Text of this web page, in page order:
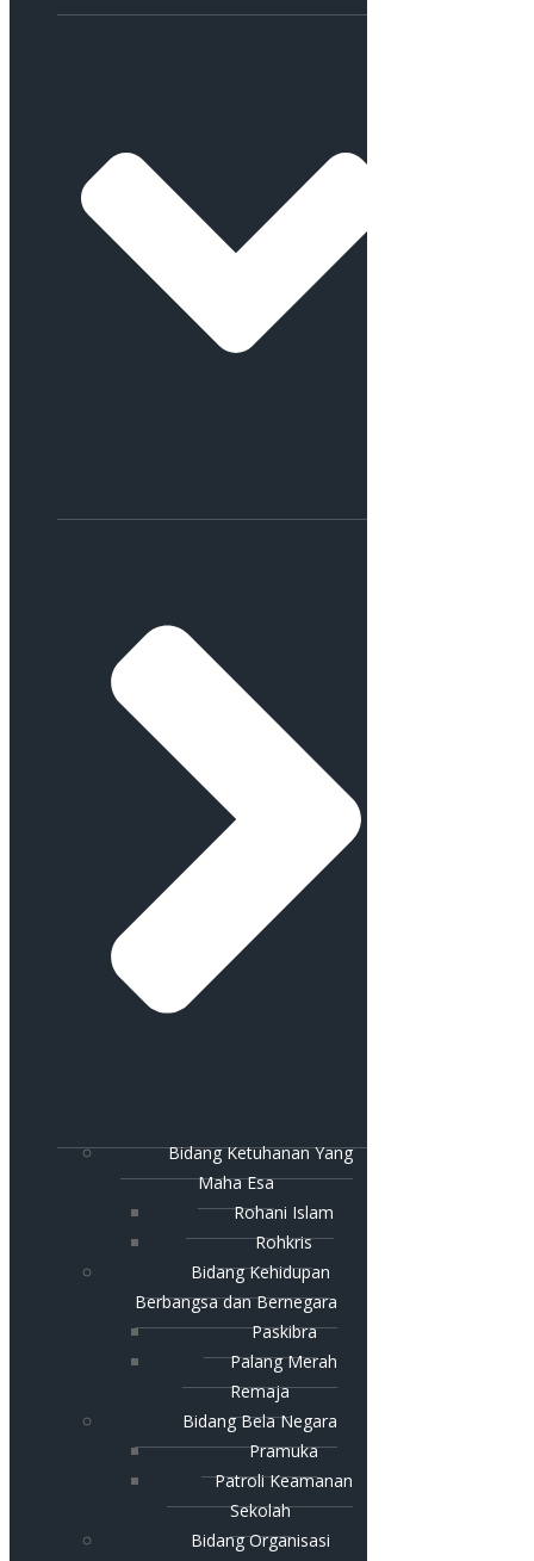
Bidang Ketuhanan Yang
Maha Esa
Rohani Islam
Rohkris
Bidang Kehidupan
Berbangsa dan Bernegara
Paskibra
Palang Merah
Remaja
Bidang Bela Negara
Pramuka
Patroli Keamanan
Sekolah
Bidang Organisasi